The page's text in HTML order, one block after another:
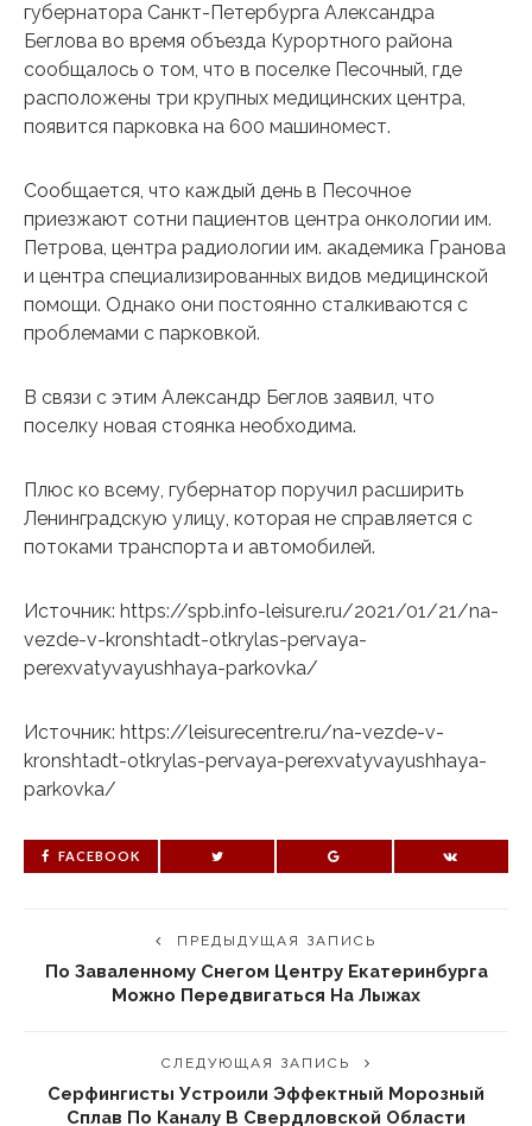
губернатора Санкт-Петербурга Александра
Беглова во время объезда Курортного района
сообщалось о том, что в поселке Песочный, где
расположены три крупных медицинских центра,
появится парковка на 600 машиномест.
Сообщается, что каждый день в Песочное
приезжают сотни пациентов центра онкологии им.
Петрова, центра радиологии им. академика Гранова
и центра специализированных видов медицинской
помощи. Однако они постоянно сталкиваются с
проблемами с парковкой.
В связи с этим Александр Беглов заявил, что
поселку новая стоянка необходима.
Плюс ко всему, губернатор поручил расширить
Ленинградскую улицу, которая не справляется с
потоками транспорта и автомобилей.
Источник: https://spb.info-leisure.ru/2021/01/21/na-
vezde-v-kronshtadt-otkrylas-pervaya-
perexvatyvayushhaya-parkovka/
Источник: https://leisurecentre.ru/na-vezde-v-
kronshtadt-otkrylas-pervaya-perexvatyvayushhaya-
parkovka/
FACEBOOK
ПРЕДЫДУЩАЯ ЗАПИСЬ
По Заваленному Снегом Центру Екатеринбурга
Можно Передвигаться На Лыжах
СЛЕДУЮЩАЯ ЗАПИСЬ
Серфингисты Устроили Эффектный Морозный
Сплав По Каналу В Свердловской Области